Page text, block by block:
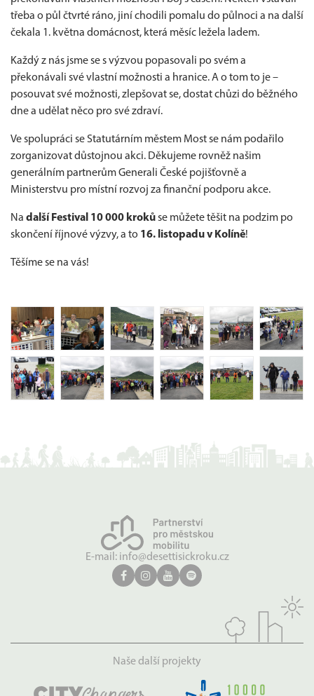
třeba o půl čtvrté ráno, jiní chodili pomalu do půlnoci a na další
čekala 1. května domácnost, která měsíc ležela ladem.
Každý z nás jsme se s výzvou popasovali po svém a
překonávali své vlastní možnosti a hranice. A o tom to je –
posouvat své možnosti, zlepšovat se, dostat chůzi do běžného
dne a udělat něco pro své zdraví.
Ve spolupráci se Statutárním městem Most se nám podařilo
zorganizovat důstojnou akci. Děkujeme rovněž našim
generálním partnerům Generali České pojišťovně a
Ministerstvu pro místní rozvoj za finanční podporu akce.
Na další Festival 10 000 krokůse můžete těšit na podzim po
skončení říjnové výzvy, a to 16. listopadu v Kolíně!
Těšíme se na vás!
E-mail: info@desettisickroku.cz
Naše další projekty